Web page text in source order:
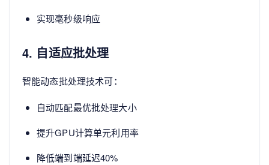
实现毫秒级响应
4. 自适应批处理
智能动态批处理技术可：
自动匹配最优批处理大小
提升GPU计算单元利用率
降低端到端延迟40%